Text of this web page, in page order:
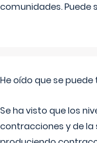
comunidades. Puede
He oído que se
Se ha visto que los
contracciones y de la